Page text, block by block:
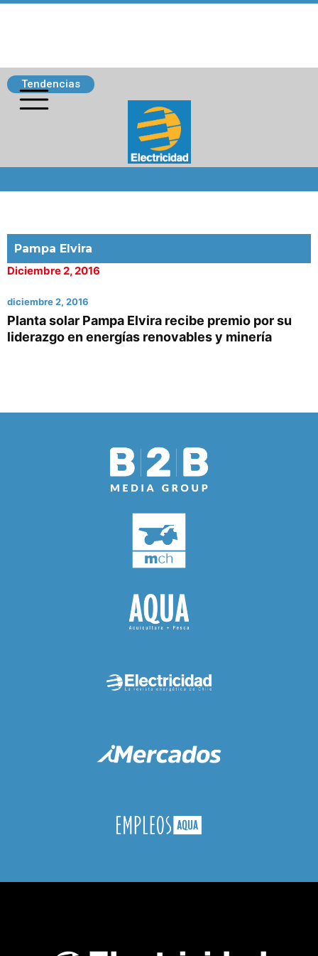
Tendencias
Pampa Elvira
Diciembre 2, 2016
diciembre 2, 2016
Planta solar Pampa Elvira recibe premio por su
liderazgo en energías renovables y minería